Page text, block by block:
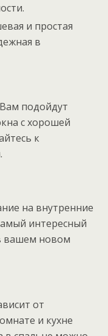
и простая
в
подойдут
с хорошей
к
на внутренние
интересный
вашем новом
от
и кухне